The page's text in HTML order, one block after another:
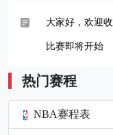
大家好，欢迎
比赛即将开始
热门赛程
NBA赛程表